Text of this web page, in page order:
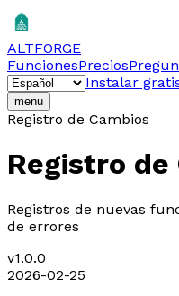
ALTFORGE
FuncionesPrecios
Instalar
menu
Registro de Cambios
Registro de
Registros de nuevas
de errores
v1.0.0
2026-02-25